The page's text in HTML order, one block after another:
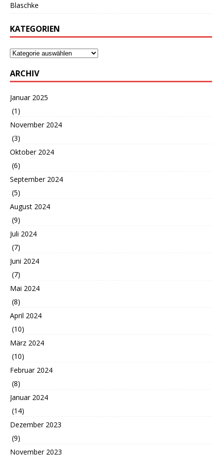
Blaschke
KATEGORIEN
ARCHIV
Januar 2025
(1)
November 2024
(3)
Oktober 2024
(6)
September 2024
(5)
August 2024
(9)
Juli 2024
(7)
Juni 2024
(7)
Mai 2024
(8)
April 2024
(10)
März 2024
(10)
Februar 2024
(8)
Januar 2024
(14)
Dezember 2023
(9)
November 2023